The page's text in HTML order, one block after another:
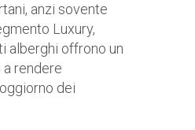
anzi sovente
Luxury,
alberghi offrono un
rendere
dei